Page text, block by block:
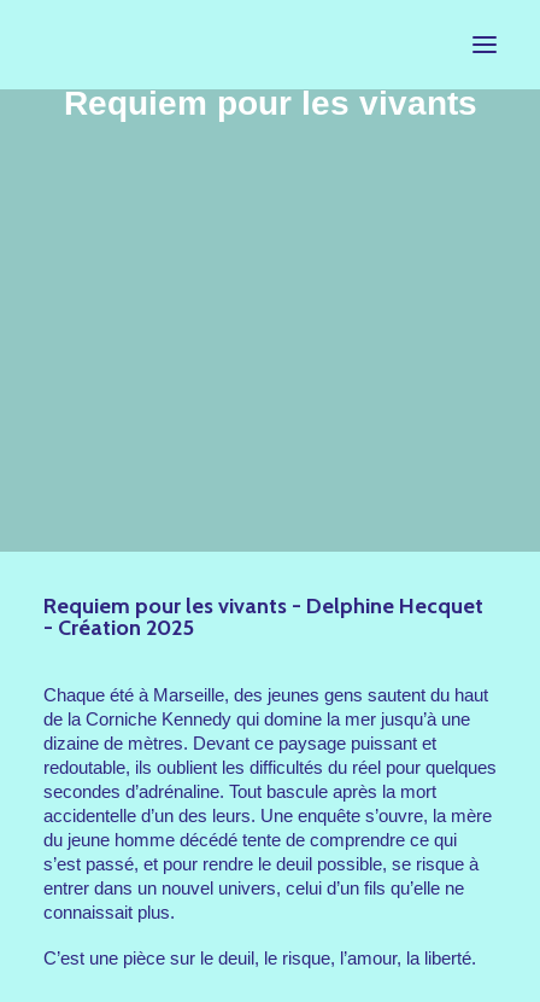
Requiem pour les vivants
Requiem pour les vivants - Delphine Hecquet
- Création 2025
Chaque été à Marseille, des jeunes gens sautent du haut
de la Corniche Kennedy qui domine la mer jusqu’à une
dizaine de mètres. Devant ce paysage puissant et
redoutable, ils oublient les difficultés du réel pour quelques
secondes d’adrénaline. Tout bascule après la mort
accidentelle d’un des leurs. Une enquête s’ouvre, la mère
du jeune homme décédé tente de comprendre ce qui
s’est passé, et pour rendre le deuil possible, se risque à
entrer dans un nouvel univers, celui d’un fils qu’elle ne
connaissait plus.
C’est une pièce sur le deuil, le risque, l’amour, la liberté.